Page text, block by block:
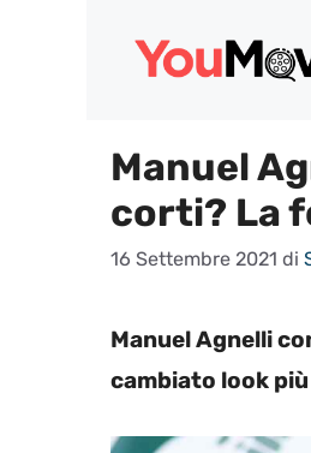
Manuel
corti? La
16 Settembre 2021 di
Manuel Agnelli
cambiato look